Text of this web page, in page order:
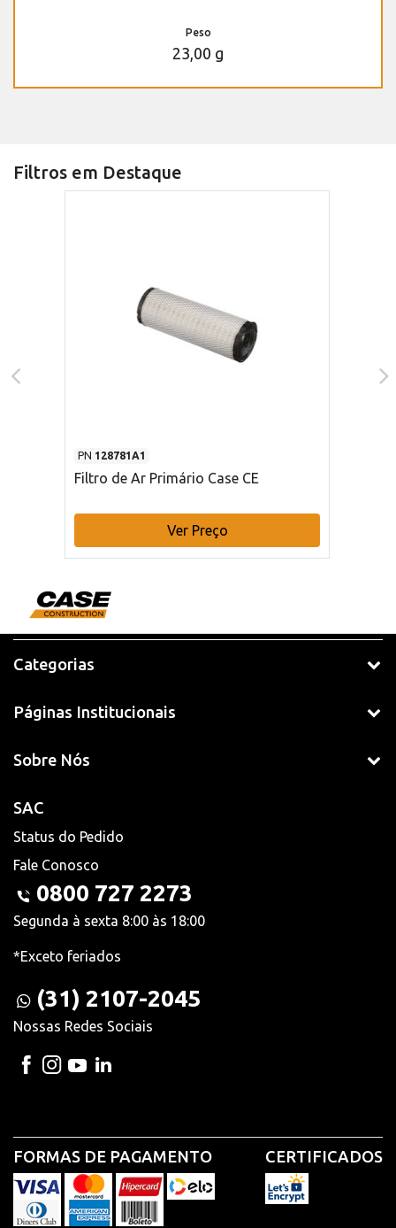
Peso
23,00 g
Filtros em Destaque
PN 128781A1
Filtro de Ar Primário Case CE
Ver Preço
Categorias
Páginas Institucionais
Sobre Nós
SAC
Status do Pedido
Fale Conosco
0800 727 2273
Segunda à sexta 8:00 às 18:00
*Exceto feriados
(31) 2107-2045
Nossas Redes Sociais
FORMAS DE PAGAMENTO CERTIFICADOS